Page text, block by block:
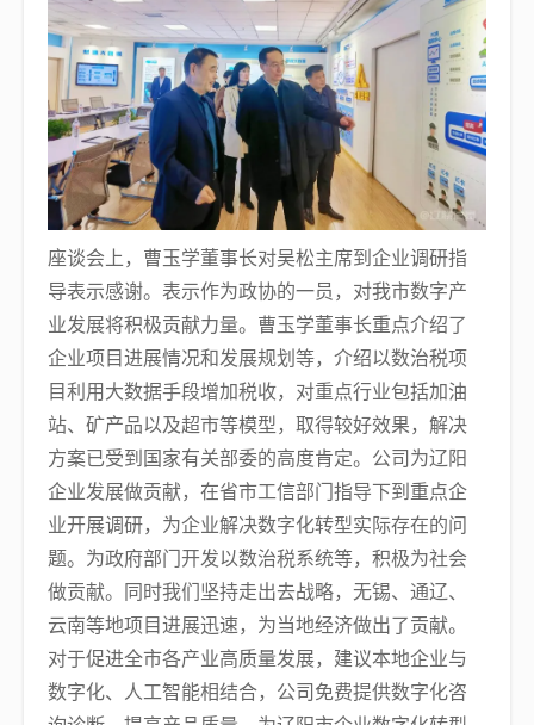
座谈会上，曹玉学董事长对吴松主席到企业调研指
导表示感谢。表示作为政协的一员，对我市数字产
业发展将积极贡献力量。曹玉学董事长重点介绍了
企业项目进展情况和发展规划等，介绍以数治税项
目利用大数据手段增加税收，对重点行业包括加油
站、矿产品以及超市等模型，取得较好效果，解决
方案已受到国家有关部委的高度肯定。公司为辽阳
企业发展做贡献，在省市工信部门指导下到重点企
业开展调研，为企业解决数字化转型实际存在的问
题。为政府部门开发以数治税系统等，积极为社会
做贡献。同时我们坚持走出去战略，无锡、通辽、
云南等地项目进展迅速，为当地经济做出了贡献。
对于促进全市各产业高质量发展，建议本地企业与
数字化、人工智能相结合，公司免费提供数字化咨